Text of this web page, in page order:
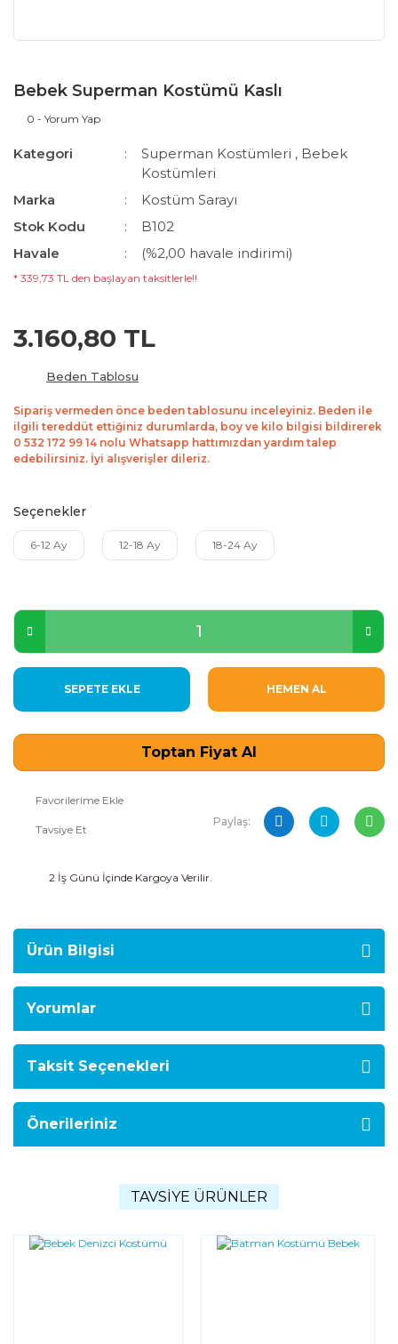
Bebek Superman Kostümü Kaslı
0 - Yorum Yap
Kategori Superman Kostümleri , Bebek
Kostümleri
Marka
Kostüm Sarayı
Stok Kodu
B102
Havale
(%2,00 havale indirimi)
* 339,73 TL den başlayan taksitlerle!!
3.160,80 TL
Beden Tablosu
Sipariş vermeden önce beden tablosunu inceleyiniz. Beden ile
ilgili tereddüt ettiğiniz durumlarda, boy ve kilo bilgisi bildirerek
0 532 172 99 14 nolu Whatsapp hattımızdan yardım talep
edebilirsiniz. İyi alışverişler dileriz.
Seçenekler
6-12 Ay 12-18 Ay 18-24 Ay
SEPETE EKLE HEMEN AL
Toptan Fiyat Al
Tavsiye Et
Paylaş:
2 İş Günü İçinde Kargoya Verilir.
Ürün Bilgisi
Yorumlar
Taksit Seçenekleri
Önerileriniz
TAVSİYE ÜRÜNLER